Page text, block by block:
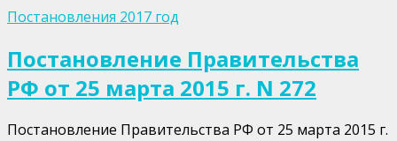
Постановления 2017 год
Постановление Правительства
РФ от 25 марта 2015 г. N 272
Постановление Правительства РФ от 25 марта 2015 г.